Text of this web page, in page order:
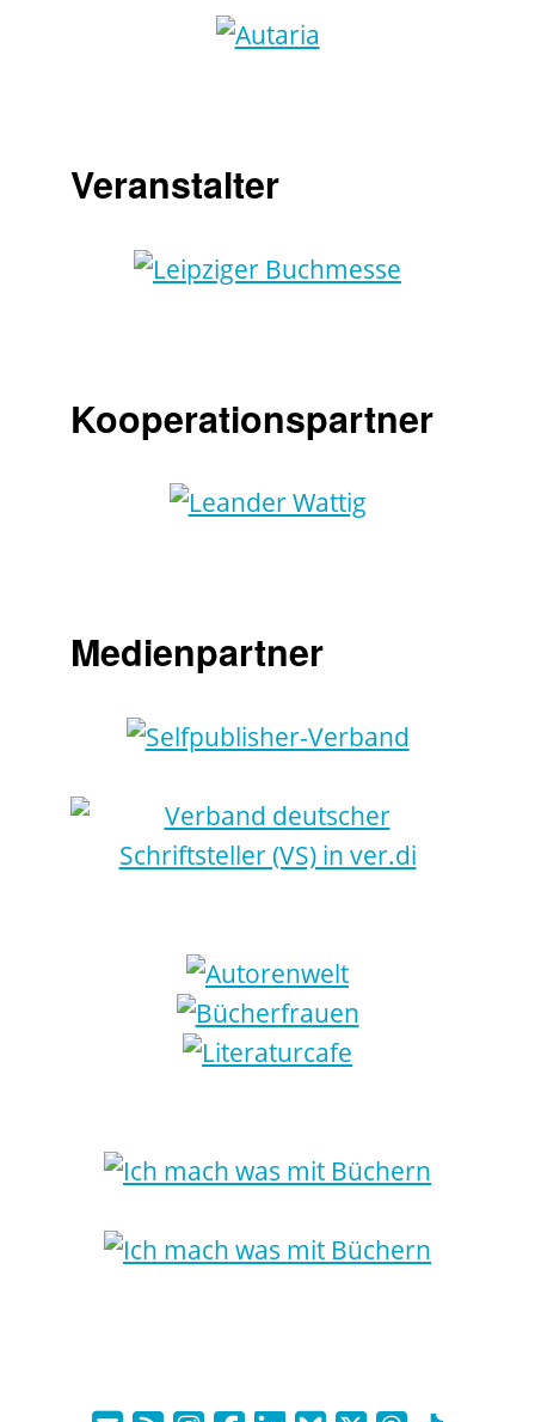
Veranstalter
Kooperationspartner
Medienpartner